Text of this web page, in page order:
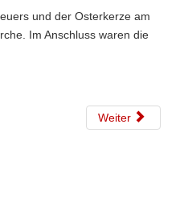
und der Osterkerze am
Im Anschluss waren die
Weiter